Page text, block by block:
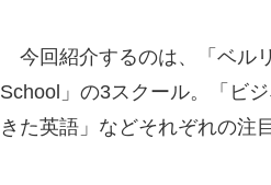
今回紹介するのは、「ベル
School」の3スクール。「ビ
きた英語」などそれぞれの注